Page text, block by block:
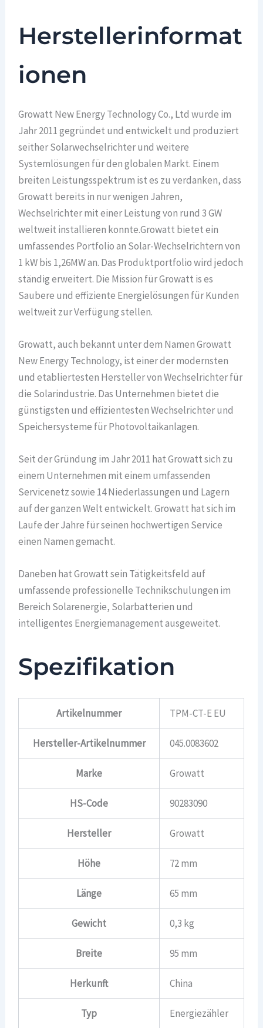
Herstellerinformat
ionen
Growatt New Energy Technology Co., Ltd wurde im
Jahr 2011 gegründet und entwickelt und produziert
seither Solarwechselrichter und weitere
Systemlösungen für den globalen Markt. Einem
breiten Leistungsspektrum ist es zu verdanken, dass
Growatt bereits in nur wenigen Jahren,
Wechselrichter mit einer Leistung von rund 3 GW
weltweit installieren konnte.Growatt bietet ein
umfassendes Portfolio an Solar-Wechselrichtern von
1 kW bis 1,26MW an. Das Produktportfolio wird jedoch
ständig erweitert. Die Mission für Growatt is es
Saubere und effiziente Energielösungen für Kunden
weltweit zur Verfügung stellen.
Growatt, auch bekannt unter dem Namen Growatt
New Energy Technology, ist einer der modernsten
und etabliertesten Hersteller von Wechselrichter für
die Solarindustrie. Das Unternehmen bietet die
günstigsten und effizientesten Wechselrichter und
Speichersysteme für Photovoltaikanlagen.
Seit der Gründung im Jahr 2011 hat Growatt sich zu
einem Unternehmen mit einem umfassenden
Servicenetz sowie 14 Niederlassungen und Lagern
auf der ganzen Welt entwickelt. Growatt hat sich im
Laufe der Jahre für seinen hochwertigen Service
einen Namen gemacht.
Daneben hat Growatt sein Tätigkeitsfeld auf
umfassende professionelle Technikschulungen im
Bereich Solarenergie, Solarbatterien und
intelligentes Energiemanagement ausgeweitet.
Spezifikation
Artikelnummer TPM-CT-E EU
Hersteller-Artikelnummer 045.0083602
Marke Growatt
HS-Code 90283090
Hersteller Growatt
Höhe 72 mm
Länge 65 mm
Gewicht 0,3 kg
Breite 95 mm
Herkunft China
Typ Energiezähler